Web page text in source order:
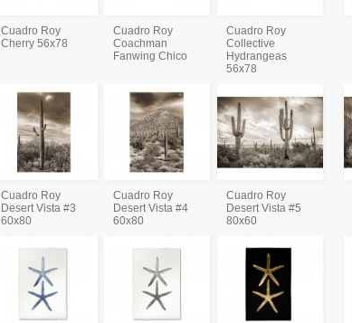
Cuadro Roy
Cherry 56x78
Cuadro Roy
Coachman
Fanwing Chico
Cuadro Roy
Collective
Hydrangeas
56x78
Cuadro Roy
Desert Vista #3
60x80
Cuadro Roy
Desert Vista #4
60x80
Cuadro Roy
Desert Vista #5
80x60